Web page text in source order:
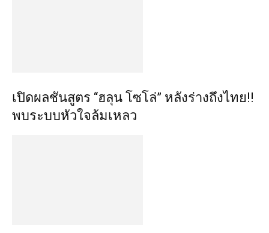
เปิดผลชันสูตร “ฮลุน โซโล่” หลังร่างถึงไทย!!
พบระบบหัวใจล้มเหลว